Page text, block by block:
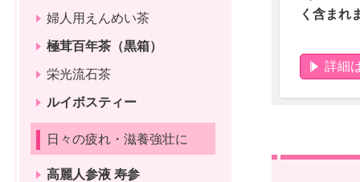
く含まれ
詳細
婦人用えんめい茶
極茸百年茶（黒箱）
栄光流石茶
ルイボスティー
日々の疲れ・滋養強壮に
高麗人参液 寿参